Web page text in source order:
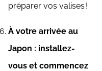
préparer vos valises !
À votre arrivée au
Japon : installez-
vous et commencez